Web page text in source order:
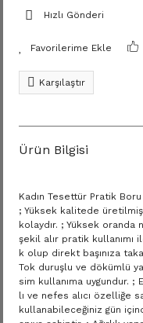
Hızlı Gönderi
Karşılaştır
Ürün Bilgisi
Kadın Tesettür Pratik
; Yüksek kalitede
kolaydır. ; Yüksek
şekil alır pratik kullanımı
k olup direkt başınıza
Tok duruşlu ve dökümlü
sim kullanıma uygundur. ;
lı ve nefes alıcı özelliğe
kullanabileceğiniz gün